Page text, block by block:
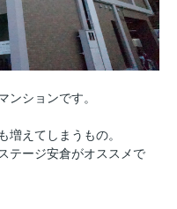
ンションです。
増えてしまうもの。
テージ安倉がオススメで